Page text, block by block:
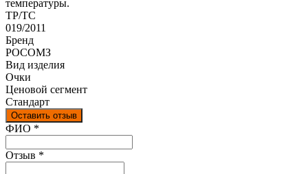
температуры.
ТР/ТС
019/2011
Бренд
РОСОМЗ
Вид изделия
Очки
Ценовой сегмент
Стандарт
Оставить отзыв
Ваш отзыв был отправлен!
ФИО *
Отзыв *